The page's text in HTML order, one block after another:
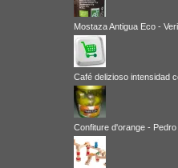
Mostaza Antigua Eco -
Café delizioso intensidad
Confiture d'orange - Pedro